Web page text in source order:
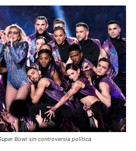
Bowl sin controversia política